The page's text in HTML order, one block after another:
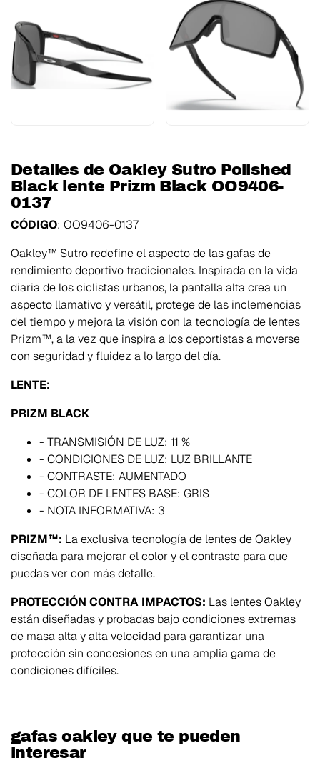
Detalles de Oakley Sutro Polished
Black lente Prizm Black OO9406-
0137
CÓDIGO: OO9406-0137
Oakley™ Sutro redefine el aspecto de las gafas de
rendimiento deportivo tradicionales. Inspirada en la vida
diaria de los ciclistas urbanos, la pantalla alta crea un
aspecto llamativo y versátil, protege de las inclemencias
del tiempo y mejora la visión con la tecnología de lentes
Prizm™, a la vez que inspira a los deportistas a moverse
con seguridad y fluidez a lo largo del día.
LENTE:
PRIZM BLACK
- TRANSMISIÓN DE LUZ: 11 %
- CONDICIONES DE LUZ: LUZ BRILLANTE
- CONTRASTE: AUMENTADO
- COLOR DE LENTES BASE: GRIS
- NOTA INFORMATIVA: 3
PRIZM™: La exclusiva tecnología de lentes de Oakley
diseñada para mejorar el color y el contraste para que
puedas ver con más detalle.
PROTECCIÓN CONTRA IMPACTOS: Las lentes Oakley
están diseñadas y probadas bajo condiciones extremas
de masa alta y alta velocidad para garantizar una
protección sin concesiones en una amplia gama de
condiciones difíciles.
gafas oakley que te pueden
interesar